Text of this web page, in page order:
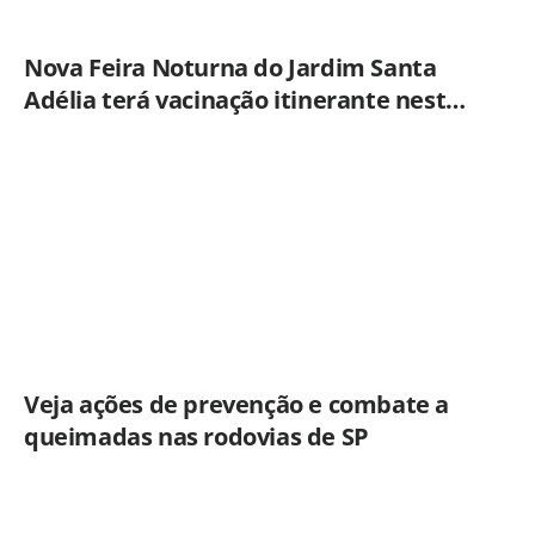
Nova Feira Noturna do Jardim Santa
Adélia terá vacinação itinerante nesta
Veja ações de prevenção e combate a
queimadas nas rodovias de SP